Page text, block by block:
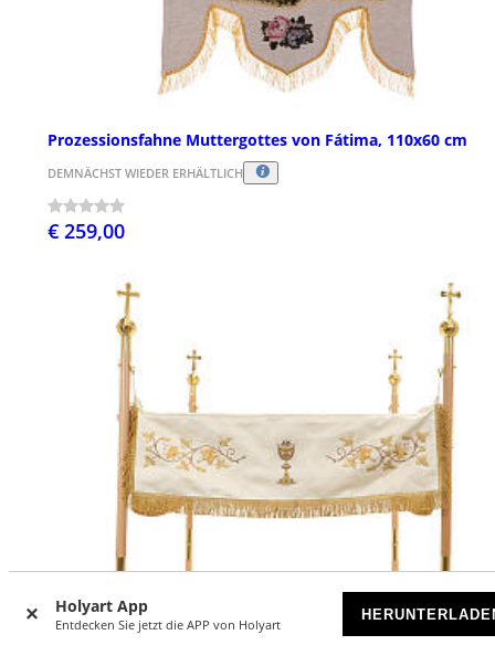
Holyart App
Entdecken Sie jetzt die APP von Holyart
Prozessionsfahne Muttergottes von Fátima, 110x60 cm
DEMNÄCHST WIEDER ERHÄLTLICH
€ 259,00